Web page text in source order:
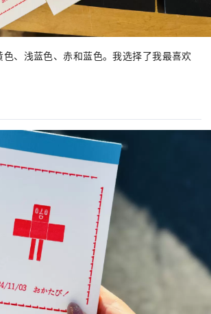
、浅蓝色、赤和蓝色。我选择了我最喜欢